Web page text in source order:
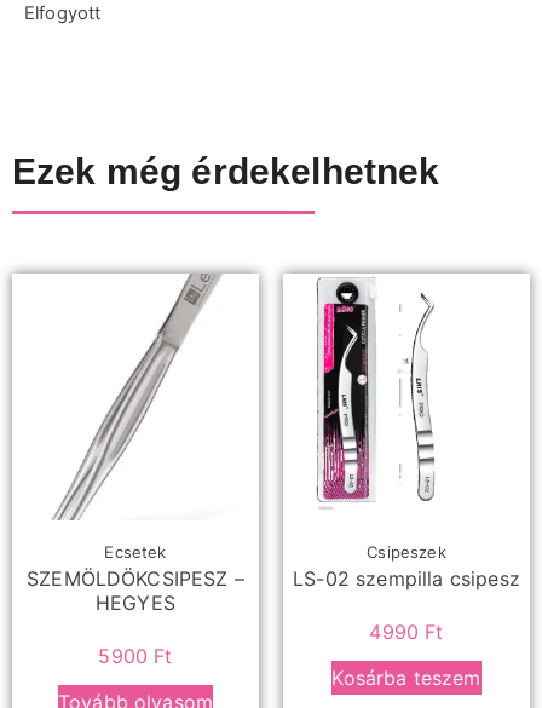
Elfogyott
Ezek még érdekelhetnek
Ecsetek
SZEMÖLDÖKCSIPESZ –
HEGYES
5900 Ft
Tovább olvasom
Csipeszek
LS-02 szempilla csipesz
4990 Ft
Kosárba teszem